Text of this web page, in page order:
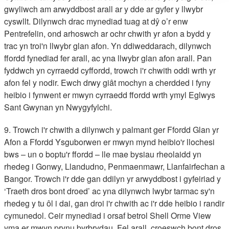
gwyliwch am arwyddbost arall ar y dde ar gyfer y llwybr
cyswllt. Dilynwch drac mynediad tuag at dŷ o’r enw
Pentrefelin, ond arhoswch ar ochr chwith yr afon a bydd y
trac yn troi'n llwybr glan afon. Yn ddiweddarach, dilynwch
ffordd fynediad fer arall, ac yna llwybr glan afon arall. Pan
fyddwch yn cyrraedd cyffordd, trowch i'r chwith oddi wrth yr
afon fel y nodir. Ewch drwy giât mochyn a cherdded i fyny
heibio i fynwent er mwyn cyrraedd ffordd wrth ymyl Eglwys
Sant Gwynan yn Nwygyfylchi.
9. Trowch i'r chwith a dilynwch y palmant ger Ffordd Glan yr
Afon a Ffordd Ysguborwen er mwyn mynd heibio'r llochesi
bws – un o boptu'r ffordd – lle mae bysiau rheolaidd yn
rhedeg i Gonwy, Llandudno, Penmaenmawr, Llanfairfechan a
Bangor. Trowch i'r dde gan ddilyn yr arwyddbost i gyfeiriad y
‘Traeth dros bont droed’ ac yna dilynwch lwybr tarmac sy'n
rhedeg y tu ôl i dai, gan droi i'r chwith ac i'r dde heibio i randir
cymunedol. Ceir mynediad i orsaf betrol Shell Orme View